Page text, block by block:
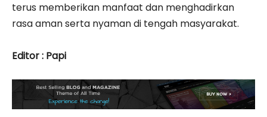
terus memberikan manfaat dan menghadirkan
rasa aman serta nyaman di tengah masyarakat.
‎Editor : Papi